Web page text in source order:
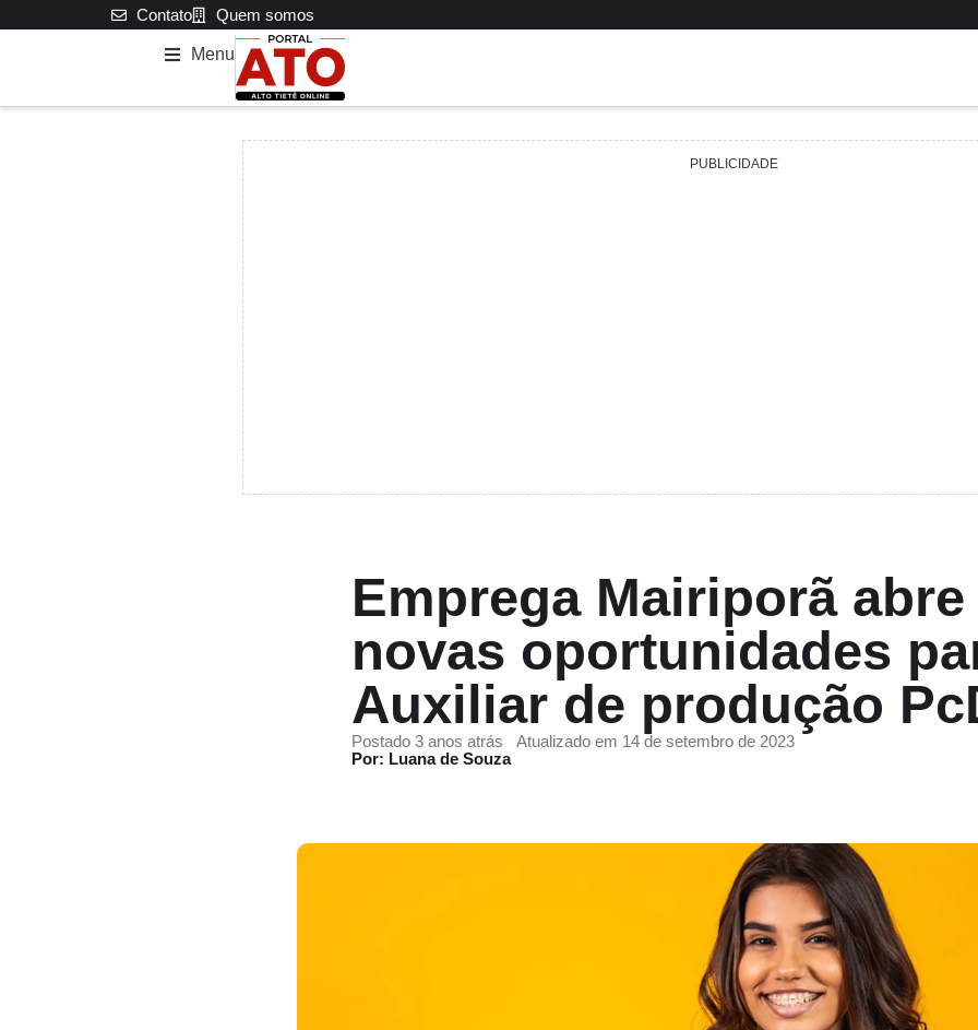
Contato Quem somos
Menu
PUBLICIDADE
Emprega Mairiporã abre
novas oportunidades
Auxiliar de produção
Postado 3 anos atrás
Atualizado em 14 de setembro de 2023
Por: Luana de Souza